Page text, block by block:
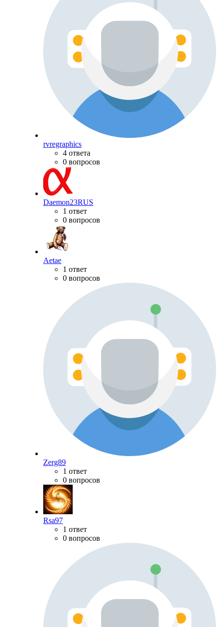
rvregraphics
4 ответа
0 вопросов
Daemon23RUS
1 ответ
0 вопросов
Aetae
1 ответ
0 вопросов
Zerg89
1 ответ
0 вопросов
Rsa97
1 ответ
0 вопросов